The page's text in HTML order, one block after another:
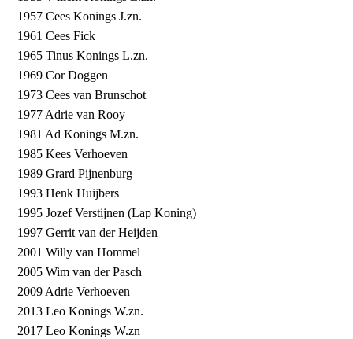
1957 Cees Konings J.zn.
1961 Cees Fick
1965 Tinus Konings L.zn.
1969 Cor Doggen
1973 Cees van Brunschot
1977 Adrie van Rooy
1981 Ad Konings M.zn.
1985 Kees Verhoeven
1989 Grard Pijnenburg
1993 Henk Huijbers
1995 Jozef Verstijnen (Lap Koning)
1997 Gerrit van der Heijden
2001 Willy van Hommel
2005 Wim van der Pasch
2009 Adrie Verhoeven
2013 Leo Konings W.zn.
2017 Leo Konings W.zn